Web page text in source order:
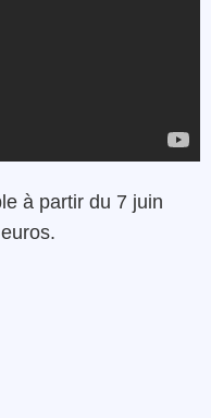
à partir du 7 juin